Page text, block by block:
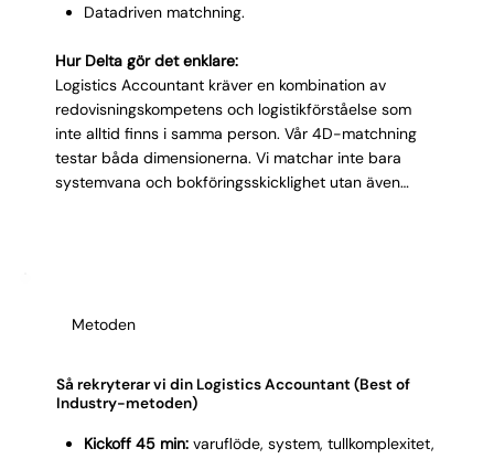
Datadriven matchning.
Hur Delta gör det enklare:
Logistics Accountant kräver en kombination av
redovisningskompetens och logistikförståelse som
inte alltid finns i samma person. Vår 4D-matchning
testar båda dimensionerna. Vi matchar inte bara
systemvana och bokföringsskicklighet utan även
där varje försenad avstämning kostar pengar.
Metoden
Så rekryterar vi din Logistics Accountant (Best of
Industry-metoden)
Kickoff 45 min: varuflöde, system, tullkomplexitet,